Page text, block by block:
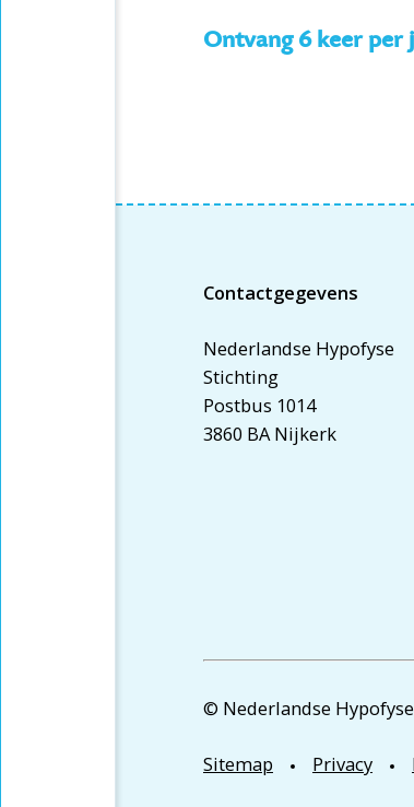
Ontvang 6 keer per
Contactgegevens
Nederlandse Hypofyse
Stichting
Postbus 1014
3860 BA Nijkerk
© Nederlandse
Sitemap Privacy